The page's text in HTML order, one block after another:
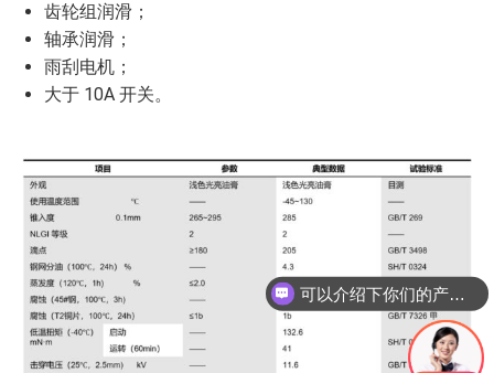
齿轮组润滑；
轴承润滑；
雨刮电机；
大于 10A 开关。
可以介绍下你们的产品么